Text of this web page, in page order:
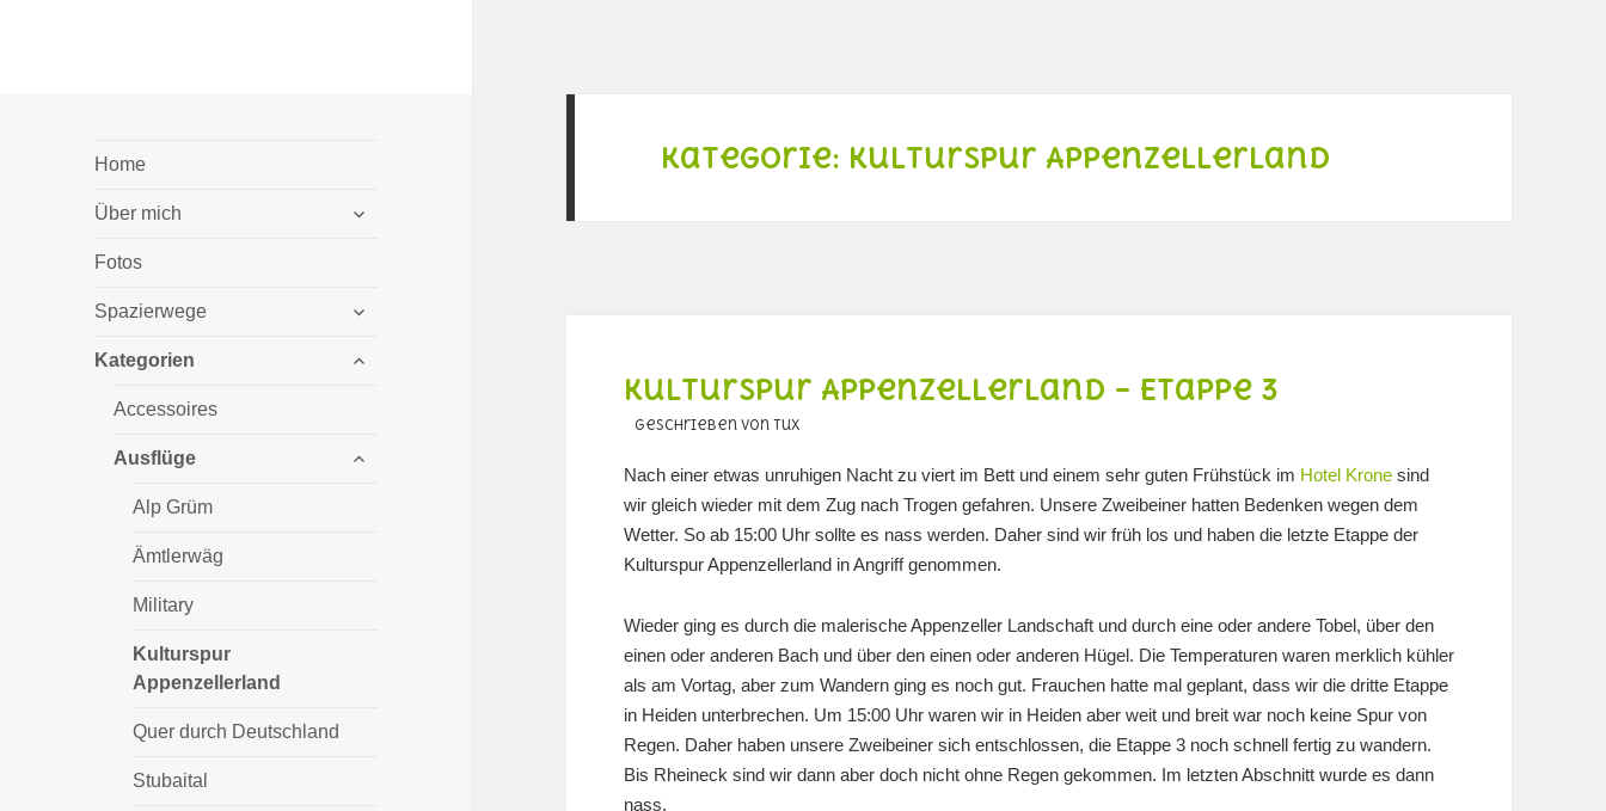
Home
Über mich
untermenü
Fotos
Spazierwege
untermenü
Kategorien
untermenü
Accessoires
Ausflüge
untermenü
Alp Grüm
Ämtlerwäg
Military
Kulturspur
Appenzellerland
Quer durch Deutschland
Stubaital
Kategorie: Kulturspur Appenzellerland
Kulturspur Appenzellerland – Etappe 3
geschrieben von Tux
Nach einer etwas unruhigen Nacht zu viert im Bett und einem sehr guten Frühstück im Hotel Kronesind
wir gleich wieder mit dem Zug nach Trogen gefahren. Unsere Zweibeiner hatten Bedenken wegen dem
Wetter. So ab 15:00 Uhr sollte es nass werden. Daher sind wir früh los und haben die letzte Etappe der
Kulturspur Appenzellerland in Angriff genommen.
Wieder ging es durch die malerische Appenzeller Landschaft und durch eine oder andere Tobel, über den
einen oder anderen Bach und über den einen oder anderen Hügel. Die Temperaturen waren merklich kühler
als am Vortag, aber zum Wandern ging es noch gut. Frauchen hatte mal geplant, dass wir die dritte Etappe
in Heiden unterbrechen. Um 15:00 Uhr waren wir in Heiden aber weit und breit war noch keine Spur von
Regen. Daher haben unsere Zweibeiner sich entschlossen, die Etappe 3 noch schnell fertig zu wandern.
Bis Rheineck sind wir dann aber doch nicht ohne Regen gekommen. Im letzten Abschnitt wurde es dann
nass.